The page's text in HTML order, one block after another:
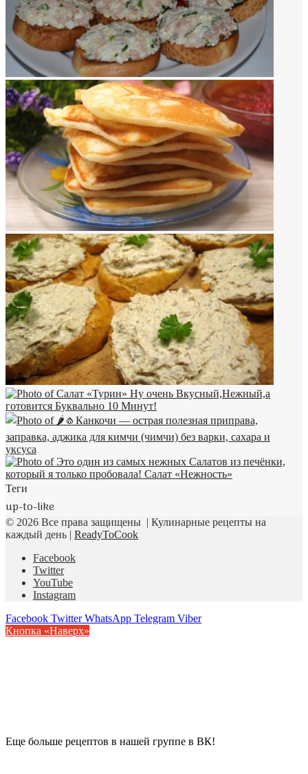
Теги
up-to-like
© 2026 Все права защищены | Кулинарные рецепты на
каждый день | ReadyToCook
Facebook
Twitter
YouTube
Instagram
Facebook Twitter WhatsApp Telegram Viber
Кнопка «Наверх»
Еще больше рецептов в нашей группе в ВК!